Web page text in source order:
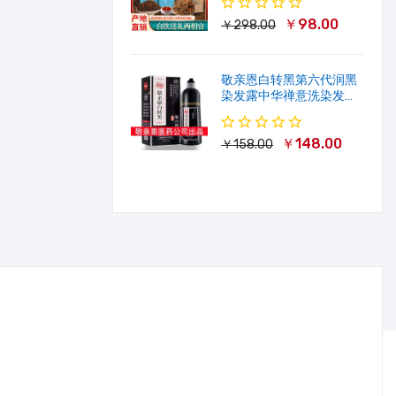
￥298.00 ￥98.00
敬亲恩白转黑第六代润黑
染发露中华禅意洗染发剂
一洗就黑500ml
￥158.00 ￥148.00